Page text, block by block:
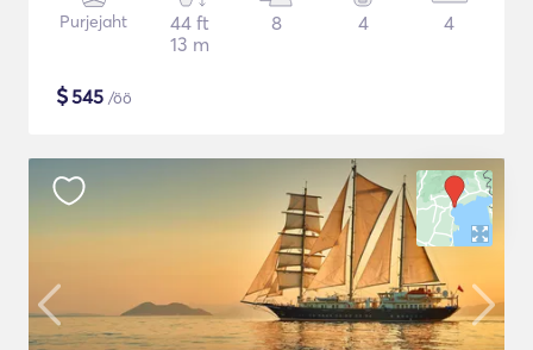
Purjejaht
44 ft
13 m
8 4 4
$545 /öö